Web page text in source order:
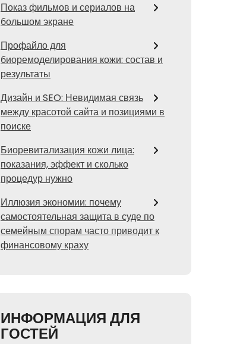
Показ фильмов и сериалов на
большом экране
Профайло для
биоремоделирования кожи: состав и
результаты
Дизайн и SEO: Невидимая связь
между красотой сайта и позициями в
поиске
Биоревитализация кожи лица:
показания, эффект и сколько
процедур нужно
Иллюзия экономии: почему
самостоятельная защита в суде по
семейным спорам часто приводит к
финансовому краху
ИНФОРМАЦИЯ ДЛЯ
ГОСТЕЙ